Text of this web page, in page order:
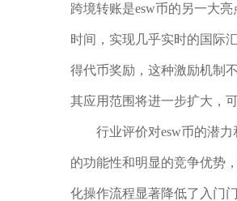
跨境转账是esw币的另一大
时间，实现几乎实时的国际
得代币奖励，这种激励机制
其应用范围将进一步扩大，
行业评价对esw币的潜
的功能性和明显的竞争优势
化操作流程显著降低了入门